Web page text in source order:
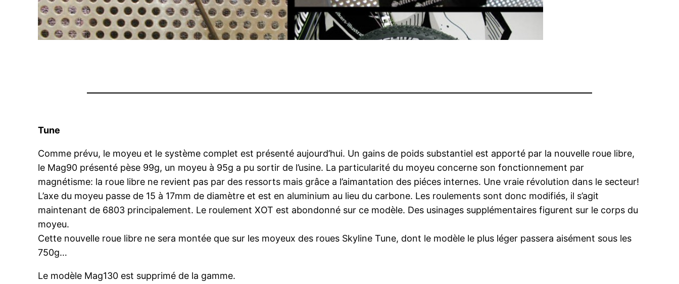
Tune
Comme prévu, le moyeu et le système complet est présenté aujourd’hui. Un gains de poids substantiel est apporté par la nouvelle roue libre,
le Mag90 présenté pèse 99g, un moyeu à 95g a pu sortir de l’usine. La particularité du moyeu concerne son fonctionnement par
magnétisme: la roue libre ne revient pas par des ressorts mais grâce a l’aimantation des piéces internes. Une vraie révolution dans le secteur!
L’axe du moyeu passe de 15 à 17mm de diamètre et est en aluminium au lieu du carbone. Les roulements sont donc modifiés, il s’agit
maintenant de 6803 principalement. Le roulement XOT est abondonné sur ce modèle. Des usinages supplémentaires figurent sur le corps du
moyeu.
Cette nouvelle roue libre ne sera montée que sur les moyeux des roues Skyline Tune, dont le modèle le plus léger passera aisément sous les
750g…
Le modèle Mag130 est supprimé de la gamme.